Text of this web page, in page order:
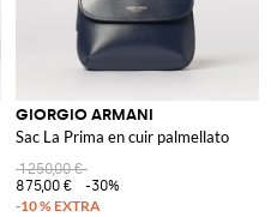
GIORGIO ARMANI
Sac La Prima en cuir palmellato
1 250,00 €
875,00 €
-30%